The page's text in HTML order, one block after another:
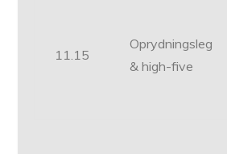
11.15
Oprydningsleg
& high-five